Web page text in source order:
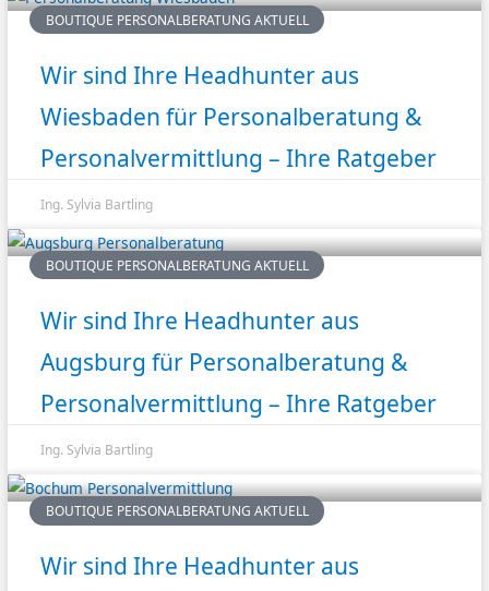
BOUTIQUE PERSONALBERATUNG AKTUELL
Wir sind Ihre Headhunter aus
Wiesbaden für Personalberatung &
Personalvermittlung – Ihre Ratgeber
Ing. Sylvia Bartling
BOUTIQUE PERSONALBERATUNG AKTUELL
Wir sind Ihre Headhunter aus
Augsburg für Personalberatung &
Personalvermittlung – Ihre Ratgeber
Ing. Sylvia Bartling
BOUTIQUE PERSONALBERATUNG AKTUELL
Wir sind Ihre Headhunter aus